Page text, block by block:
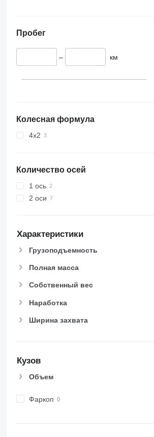
Пробег
– км
Колесная формула
4x2
Количество осей
1 ось
2 оси
Характеристики
Грузоподъемность
Полная масса
Собственный вес
Наработка
Ширина захвата
Кузов
Объем
Фаркоп